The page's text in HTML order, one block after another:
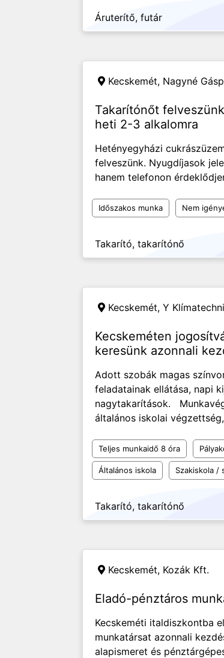
Áruterítő, futár
Kecskemét, Nagyné
Takarítónőt
heti 2-3 alkalomra
Hetényegyházi
felveszünk. Nyugdíjasok
hanem telefonon
Időszakos munka Nem
Takarító, takarítónő
Kecskemét, Y
Kecskeméten
keresünk azonnali
Adott szobák magas
feladatainak ellátása, napi
nagytakarítások.
általános iskolai
Teljes munkaidő 8 óra
Általános iskola Szakiskola /
Takarító, takarítónő
Kecskemét, Kozák Kft.
Eladó-pénztáros
Kecskeméti italdiszkontba
munkatársat azonnali
alapismeret és